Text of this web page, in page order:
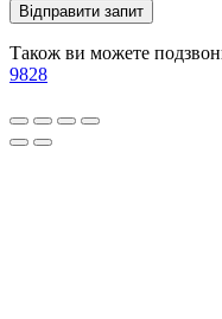
Відправити запит
Також ви можете
9828